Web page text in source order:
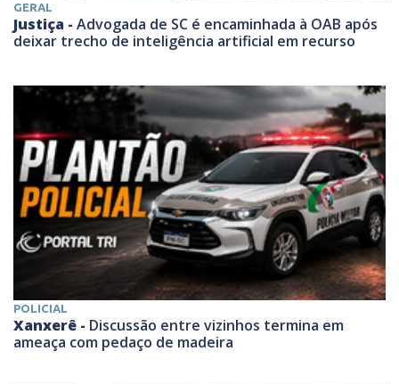
GERAL
Justiça - Advogada de SC é encaminhada à OAB após
deixar trecho de inteligência artificial em recurso
POLICIAL
Xanxerê - Discussão entre vizinhos termina em
ameaça com pedaço de madeira